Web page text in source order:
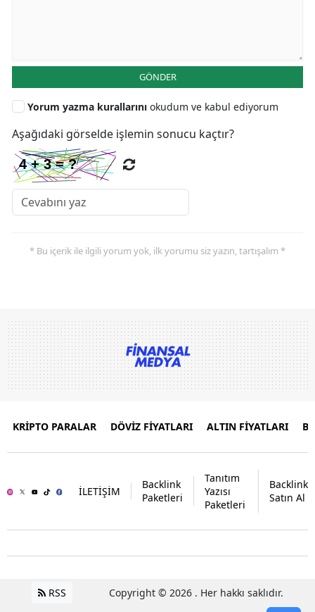
GÖNDER
Yorum yazma kurallarını okudum ve kabul ediyorum
Aşağıdaki görselde işlemin sonucu kaçtır?
* Bu içerik ile ilgili yorum yok, ilk yorumu siz yazın, tartışalım *
KRİPTO PARALAR DÖVİZ FİYATLARI ALTIN FİYATLARI
İLETİŞİM
Backlink
Paketleri
Tanıtım
Yazısı
Paketleri
Backlink
Satın Al
RSS Copyright © 2026 . Her hakkı saklıdır.